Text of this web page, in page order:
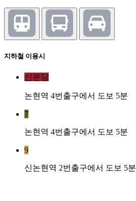
지하철 이용시
신분당
논현역 4번출구에서 도보 5분
7
논현역 4번출구에서 도보 5분
9
신논현역 2번출구에서 도보 5분